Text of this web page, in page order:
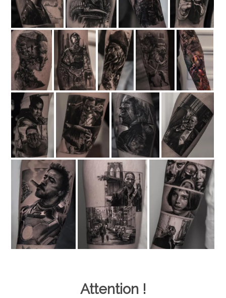
Attention !